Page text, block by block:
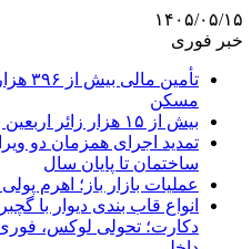
۱۴۰۵/۰۵/۱۵
خبر فوری
مسکن
بیش از ۱۵ هزار زائر اربعین به البرز بازگشتند
ساختمان تا پایان سال
عملیات بازار باز؛ اهرم
انواع قاب بندی دیوار با
دکارت؛ تحولی لوکس،